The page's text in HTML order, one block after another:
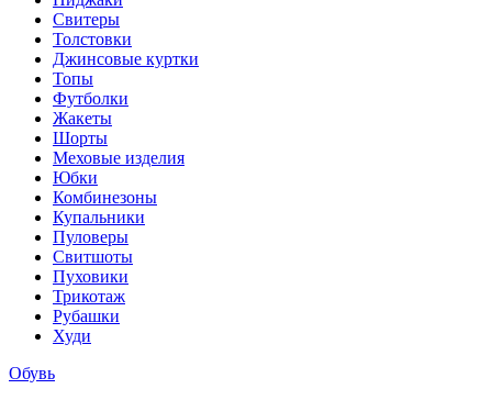
Свитеры
Толстовки
Джинсовые куртки
Топы
Футболки
Жакеты
Шорты
Меховые изделия
Юбки
Комбинезоны
Купальники
Пуловеры
Свитшоты
Пуховики
Трикотаж
Рубашки
Худи
Обувь